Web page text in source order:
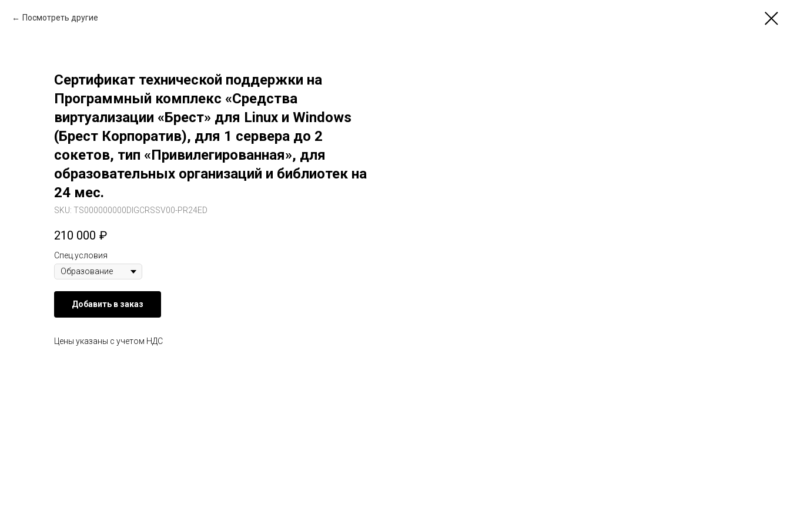
Посмотреть другие
Сертификат технической поддержки на
Программный комплекс «Средства
виртуализации «Брест» для Linux и Windows
(Брест Корпоратив), для 1 сервера до 2
сокетов, тип «Привилегированная», для
образовательных организаций и библиотек на
24 мес.
SKU: TS000000000DIGCRSSV00-PR24ED
210 000 ₽
Спец.условия
Добавить в заказ
Цены указаны с учетом НДС